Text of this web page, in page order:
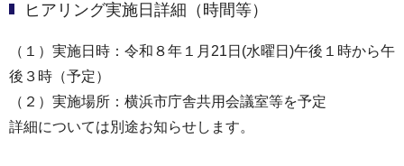
ヒアリング実施日詳細（時間等）
（１）実施日時：令和８年１月21日(水曜日)午後１時から午
後３時（予定）
（２）実施場所：横浜市庁舎共用会議室等を予定
詳細については別途お知らせします。